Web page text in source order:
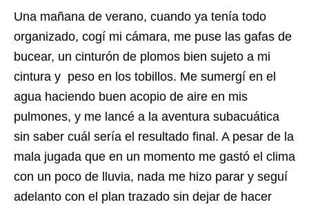
Una mañana de verano, cuando ya tenía todo
organizado, cogí mi cámara, me puse las gafas de
bucear, un cinturón de plomos bien sujeto a mi
cintura y peso en los tobillos. Me sumergí en el
agua haciendo buen acopio de aire en mis
pulmones, y me lancé a la aventura subacuática
sin saber cuál sería el resultado final. A pesar de la
mala jugada que en un momento me gastó el clima
con un poco de lluvia, nada me hizo parar y seguí
adelanto con el plan trazado sin dejar de hacer